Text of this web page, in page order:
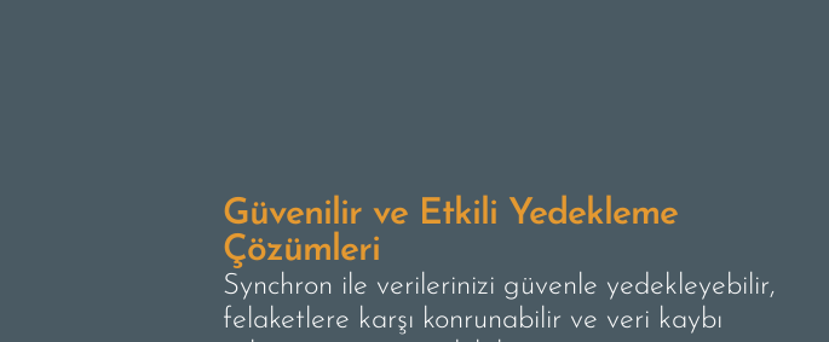
Güvenilir ve Etkili Yedekleme
Çözümleri
Synchron ile verilerinizi güvenle yedekleyebilir,
felaketlere karşı konrunabilir ve veri kaybı